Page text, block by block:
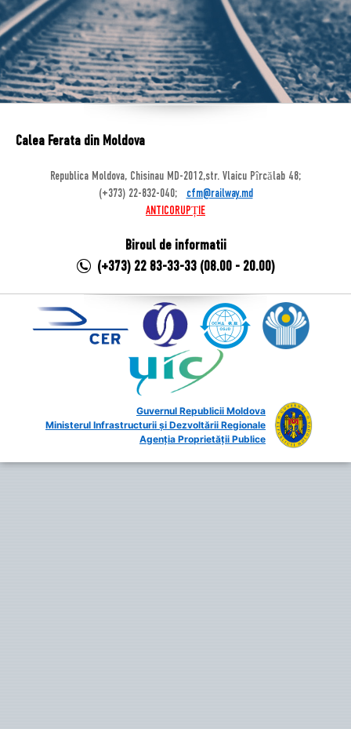
Calea Ferata din Moldova
Republica Moldova, Chisinau MD-2012,str. Vlaicu Pîrcălab 48;
(+373) 22-832-040;
cfm@railway.md
ANTICORUPȚIE
Biroul de informatii
(+373) 22 83-33-33 (08.00 - 20.00)
Guvernul Republicii Moldova
Ministerul Infrastructurii și Dezvoltării Regionale
Agenția Proprietății Publice